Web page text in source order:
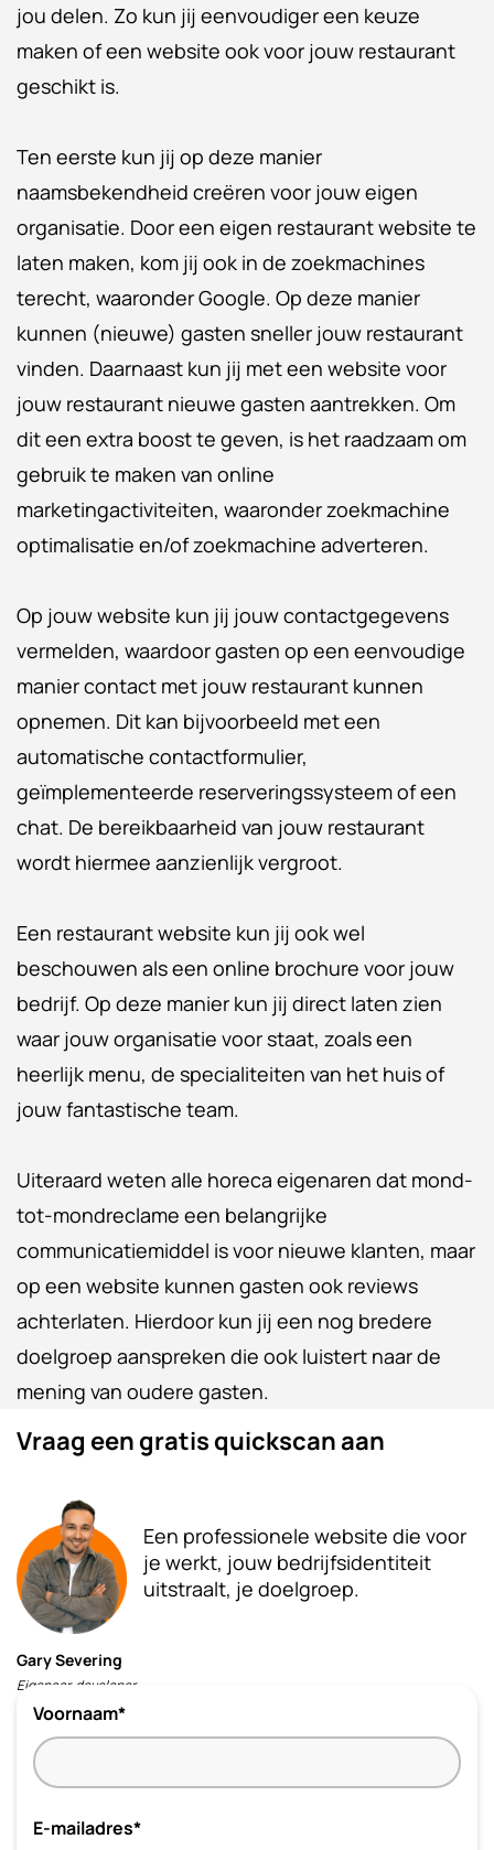
jou delen. Zo kun jij eenvoudiger een keuze
maken of een website ook voor jouw restaurant
geschikt is.
Ten eerste kun jij op deze manier
naamsbekendheid creëren voor jouw eigen
organisatie. Door een eigen restaurant website te
laten maken, kom jij ook in de zoekmachines
terecht, waaronder Google. Op deze manier
kunnen (nieuwe) gasten sneller jouw restaurant
vinden. Daarnaast kun jij met een website voor
jouw restaurant nieuwe gasten aantrekken. Om
dit een extra boost te geven, is het raadzaam om
gebruik te maken van online
marketingactiviteiten, waaronder zoekmachine
optimalisatie en/of zoekmachine adverteren.
Op jouw website kun jij jouw contactgegevens
vermelden, waardoor gasten op een eenvoudige
manier contact met jouw restaurant kunnen
opnemen. Dit kan bijvoorbeeld met een
automatische contactformulier,
geïmplementeerde reserveringssysteem of een
chat. De bereikbaarheid van jouw restaurant
wordt hiermee aanzienlijk vergroot.
Een restaurant website kun jij ook wel
beschouwen als een online brochure voor jouw
bedrijf. Op deze manier kun jij direct laten zien
waar jouw organisatie voor staat, zoals een
heerlijk menu, de specialiteiten van het huis of
jouw fantastische team.
Uiteraard weten alle horeca eigenaren dat mond-
tot-mondreclame een belangrijke
communicatiemiddel is voor nieuwe klanten, maar
op een website kunnen gasten ook reviews
achterlaten. Hierdoor kun jij een nog bredere
doelgroep aanspreken die ook luistert naar de
mening van oudere gasten.
Gary Severing
Eigenaar, developer
Vraag een gratis quickscan aan
Een professionele website die voor
je werkt, jouw bedrijfsidentiteit
uitstraalt, je doelgroep.
Voornaam*
E-mailadres*